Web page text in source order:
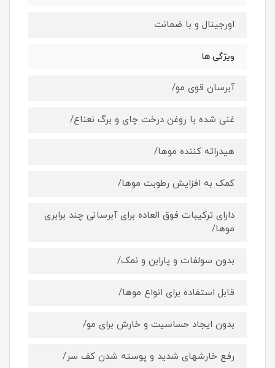
اورجینال و با ضمانت
ویژگی ها
آبرسان قوی مو/
غنی شده با روغن درخت چای و برگ نعناع/
هیدراته کننده موها/
کمک به افزایش رطوبت موها/
دارای ترکیبات فوق العاده برای آبرسانی چند برابری
موها/
بدون سولفات و پارابن و نمک/
قابل استفاده برای انواع موها/
بدون ایجاد حساسیت و خارش برای مو/
رفع خارشهای شدید و پوسته شدن کف سر/